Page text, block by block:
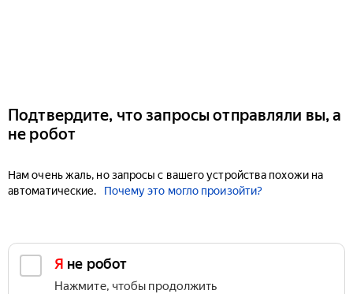
Подтвердите, что запросы отправляли вы, а
не робот
Нам очень жаль, но запросы с вашего устройства похожи на
автоматические.
Почему это могло произойти?
Я не робот
Нажмите, чтобы продолжить